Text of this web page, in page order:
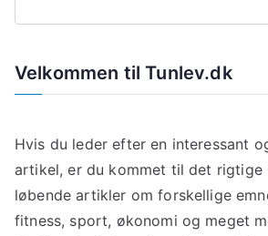
Velkommen til Tunlev.dk
Hvis du leder efter en interessant
artikel, er du kommet til det rigtige
løbende artikler om forskellige
fitness, sport, økonomi og meget